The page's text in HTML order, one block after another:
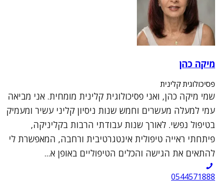
מיקה כהן
פסיכולוגית קלינית
שמי מיקה כהן, ואני פסיכולוגית קלינית מומחית. אני מביאה
עמי למעלה מעשרים וחמש שנות ניסיון קליני עשיר ומעמיק
בטיפול נפשי. לאורך שנות עבודתי הרבות בקליניקה,
פיתחתי ראייה טיפולית אינטגרטיבית ורחבה, המאפשרת לי
להתאים את הגישה והכלים הטיפוליים באופן א...
0544571888